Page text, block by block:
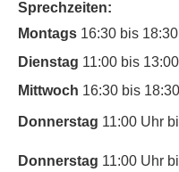
Sprechzeiten:
Montags 16:30 bis
Dienstag 11:00 bis
Mittwoch 16:30 bis
Donnerstag 11:00 Uhr
Donnerstag 11:00 Uhr